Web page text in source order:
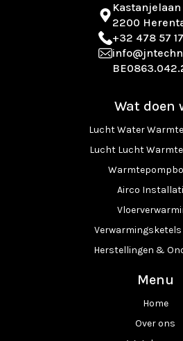
Kastanjelaan
2200
+32 478 57
Wat doen
Lucht Water
Lucht Lucht
Airco
Verwarmingsketels
Herstellingen &
Menu
Home
Over ons